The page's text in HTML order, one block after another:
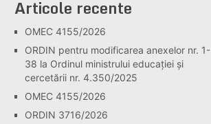
Articole recente
OMEC 4155/2026
ORDIN pentru modificarea anexelor nr. 1-
38 la Ordinul ministrului educației și
cercetării nr. 4.350/2025
OMEC 4155/2026
ORDIN 3716/2026